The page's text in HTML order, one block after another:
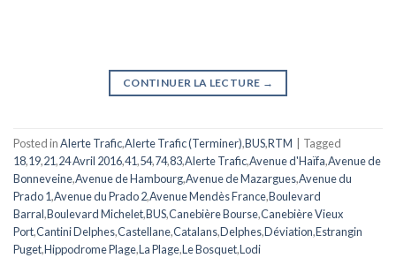
CONTINUER LA LECTURE →
Posted inAlerte Trafic,Alerte Trafic (Terminer),BUS,RTM
Tagged
18,19,21,24 Avril 2016,41,54,74,83,Alerte Trafic,Avenue d'Haïfa,Avenue de
Bonneveine,Avenue de Hambourg,Avenue de Mazargues,Avenue du
Prado 1,Avenue du Prado 2,Avenue Mendès France,Boulevard
Barral,Boulevard Michelet,BUS,Canebière Bourse,Canebière Vieux
Port,Cantini Delphes,Castellane,Catalans,Delphes,Déviation,Estrangin
Puget,Hippodrome Plage,La Plage,Le Bosquet,Lodi